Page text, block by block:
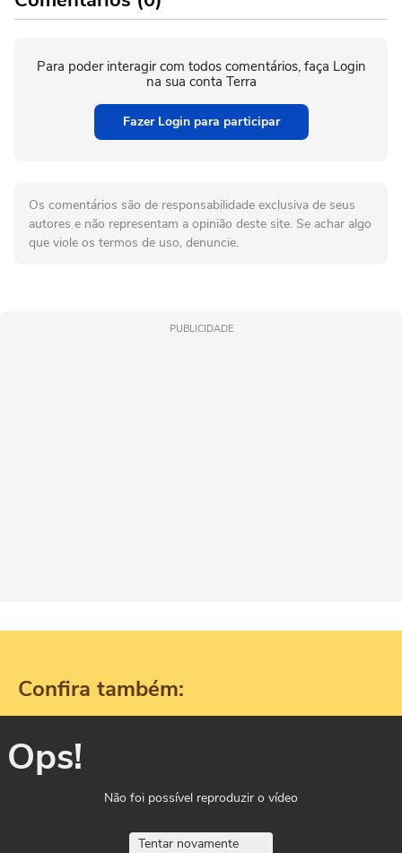
Para poder interagir com todos comentários, faça Login
na sua conta Terra
Fazer Login para participar
Os comentários são de responsabilidade exclusiva de seus
autores e não representam a opinião deste site. Se achar algo
que viole os termos de uso, denuncie.
PUBLICIDADE
Confira também:
Ops!
Não foi possível reproduzir o vídeo
Tentar novamente